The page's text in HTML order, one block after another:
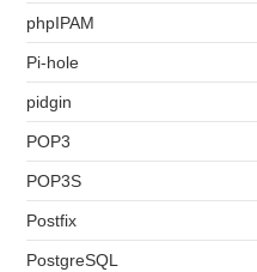
phpIPAM
Pi-hole
pidgin
POP3
POP3S
Postfix
PostgreSQL